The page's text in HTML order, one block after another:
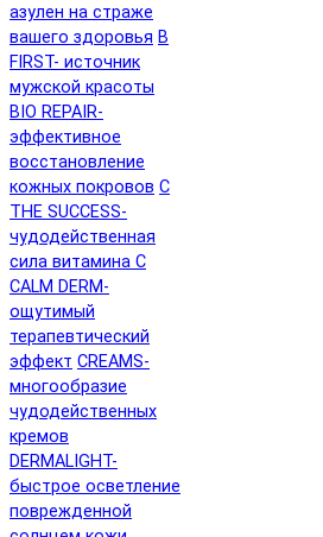
азулен на страже
вашего здоровья B
FIRST- источник
мужской красоты
BIO REPAIR-
эффективное
восстановление
кожных покровов C
THE SUCCESS-
чудодейственная
сила витамина C
CALM DERM-
ощутимый
терапевтический
эффект CREAMS-
многообразие
чудодейственных
кремов
DERMALIGHT-
быстрое осветление
поврежденной